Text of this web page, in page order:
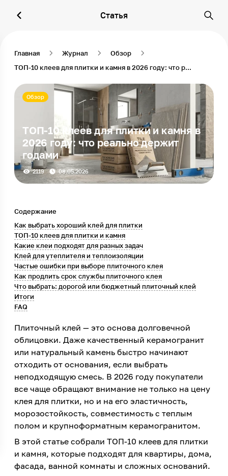
Статья
Главная Журнал
Обзор
ТОП-10 клеев для плитки и камня в 2026 году: что реально держит годами
Обзор
ТОП-10 клеев для плитки и камня в
2026 году: что реально держит
годами
2119 08.05.2026
Содержание
Как выбрать хороший клей для плитки
ТОП-10 клеев для плитки и камня
Какие клеи подходят для разных задач
Клей для утеплителя и теплоизоляции
Частые ошибки при выборе плиточного клея
Как продлить срок службы плиточного клея
Что выбрать: дорогой или бюджетный плиточный клей
Итоги
FAQ
Плиточный клей — это основа долговечной
облицовки. Даже качественный керамогранит
или натуральный камень быстро начинают
отходить от основания, если выбрать
неподходящую смесь. В 2026 году покупатели
все чаще обращают внимание не только на цену
клея для плитки, но и на его эластичность,
морозостойкость, совместимость с теплым
полом и крупноформатным керамогранитом.
В этой статье собрали ТОП-10 клеев для плитки
и камня, которые подходят для квартиры, дома,
фасада, ванной комнаты и сложных оснований.